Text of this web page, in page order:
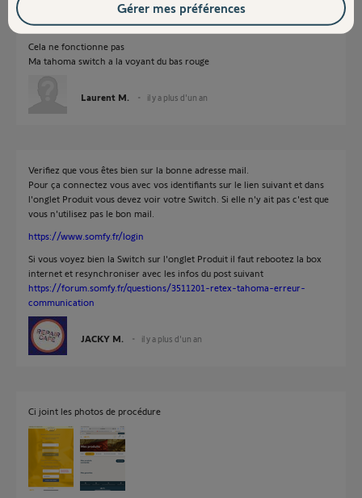
Cela ne fonctionne pas
Ma tahoma switch a la voyant du bas rouge
Laurent M. il y a plus d'un an
Verifiez que vous êtes bien sur la bonne adresse mail.
Pour ça connectez vous avec vos identifiants sur le lien suivant et dans
l'onglet Produit vous devez voir votre Switch. Si elle n'y ait pas c'est que
vous n'utilisez pas le bon mail.
https://www.somfy.fr/login
Si vous voyez bien la Switch sur l'onglet Produit il faut rebootez la box
internet et resynchroniser avec les infos du post suivant
https://forum.somfy.fr/questions/3511201-retex-tahoma-erreur-
communication
JACKY M. il y a plus d'un an
Ci joint les photos de procédure
Gérer mes préférences